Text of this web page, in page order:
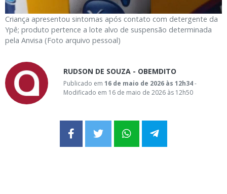
Criança apresentou sintomas após contato com detergente da
Ypê; produto pertence a lote alvo de suspensão determinada
pela Anvisa (Foto arquivo pessoal)
RUDSON DE SOUZA - OBEMDITO
Publicado em 16 de maio de 2026 às 12h34-
Modificado em 16 de maio de 2026 às 12h50